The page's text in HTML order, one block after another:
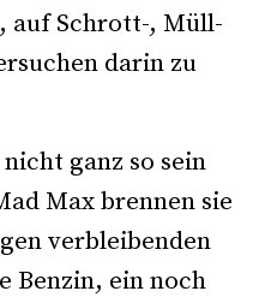
auf Schrott-, Müll-
darin zu
ganz so sein
Max brennen sie
verbleibenden
Benzin, ein noch